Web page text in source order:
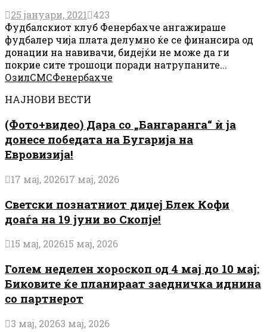
25 јануари, 2021 423
Фудбалскиот клуб Фенербахче ангажираше
фудбалер чија плата делумно ќе се финансира од
донации на навивачи, бидејќи не може да ги
покрие сите трошоци поради натрупаните...
ОзилСМСФенербахче
НАЈНОВИ ВЕСТИ
(Фото+видео) Дара со „Бангаранга“ ѝ ја
донесе победата на Бугарија на
Евровизија!
17 мај, 202617 мај, 2026
Светски познатниот диџеј Блек Кофи
доаѓа на 19 јуни во Скопје!
15 мај, 202615 мај, 2026
Голем неделен хороскоп од 4 мај до 10 мај:
Биковите ќе планираат заедничка иднина
со партнерот
3 мај, 20263 мај, 2026